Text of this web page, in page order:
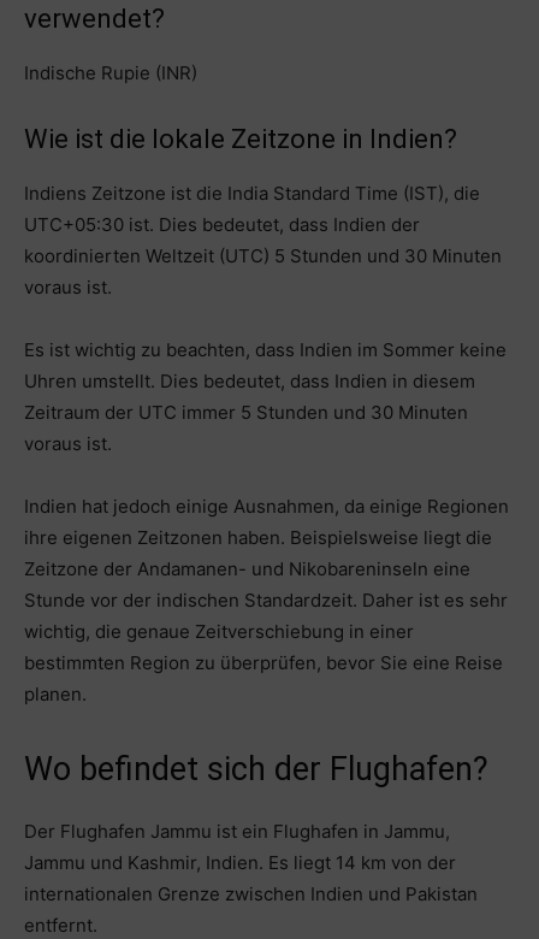
verwendet?
Indische Rupie (INR)
Wie ist die lokale Zeitzone in Indien?
Indiens Zeitzone ist die India Standard Time (IST), die
UTC+05:30 ist. Dies bedeutet, dass Indien der
koordinierten Weltzeit (UTC) 5 Stunden und 30 Minuten
voraus ist.
Es ist wichtig zu beachten, dass Indien im Sommer keine
Uhren umstellt. Dies bedeutet, dass Indien in diesem
Zeitraum der UTC immer 5 Stunden und 30 Minuten
voraus ist.
Indien hat jedoch einige Ausnahmen, da einige Regionen
ihre eigenen Zeitzonen haben. Beispielsweise liegt die
Zeitzone der Andamanen- und Nikobareninseln eine
Stunde vor der indischen Standardzeit. Daher ist es sehr
wichtig, die genaue Zeitverschiebung in einer
bestimmten Region zu überprüfen, bevor Sie eine Reise
planen.
Wo befindet sich der Flughafen?
Der Flughafen Jammu ist ein Flughafen in Jammu,
Jammu und Kashmir, Indien. Es liegt 14 km von der
internationalen Grenze zwischen Indien und Pakistan
entfernt.